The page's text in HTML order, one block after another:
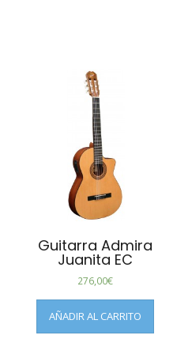
Guitarra Admira
Juanita EC
276,00€
AÑADIR AL CARRITO